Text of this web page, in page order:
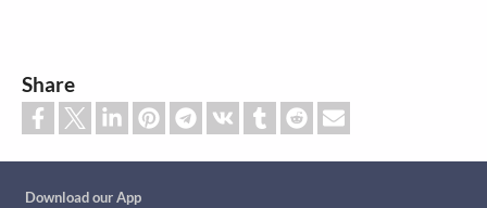
Share
Download our App